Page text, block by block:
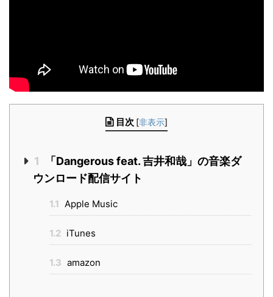
目次 [非表示]
1
「Dangerous feat. 吉井和哉」の音楽ダ
ウンロード配信サイト
1.1 Apple Music
1.2 iTunes
1.3 amazon